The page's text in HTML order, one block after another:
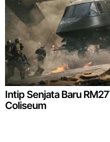
Intip Senjata Baru
Coliseum